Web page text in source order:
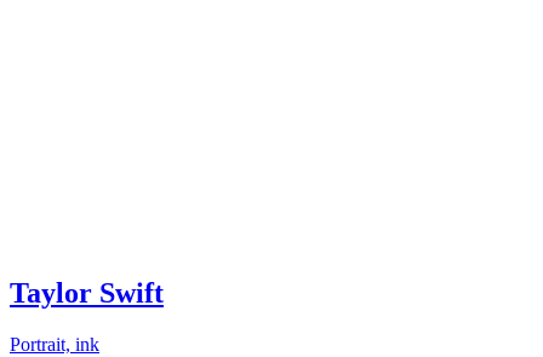
Taylor Swift
Portrait, ink